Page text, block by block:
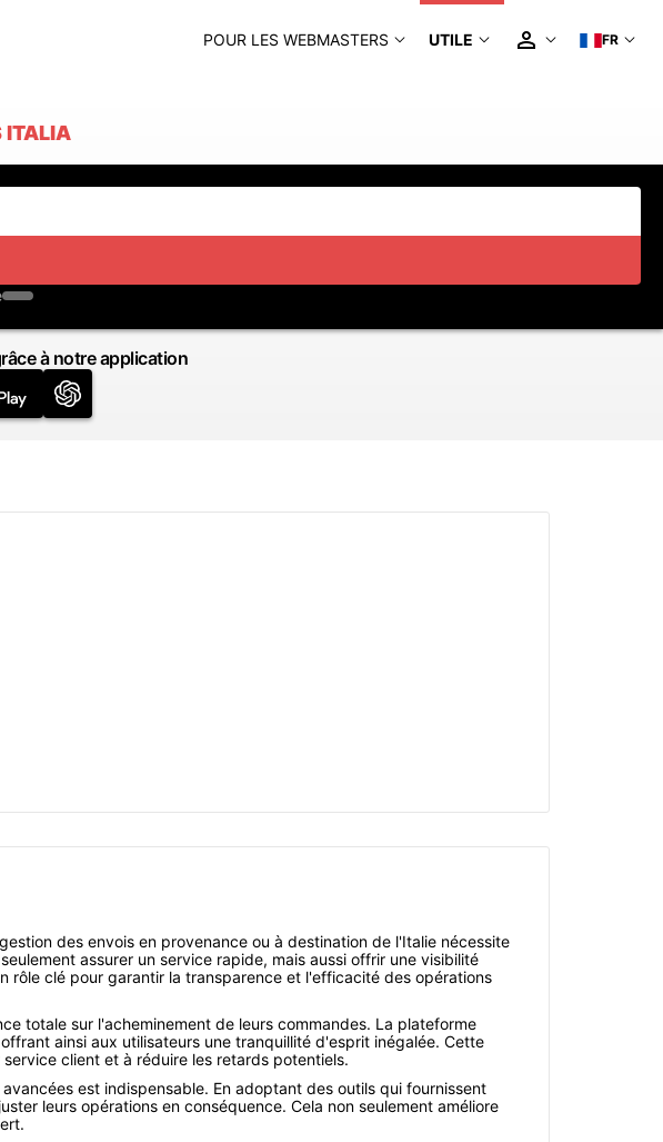
POUR LES WEBMASTERS UTILE FR
ITALIA
à notre application
des envois en provenance ou à destination de l'Italie nécessite
assurer un service rapide, mais aussi offrir une visibilité
rôle clé pour garantir la transparence et l'efficacité des opérations
totale sur l'acheminement de leurs commandes. La plateforme
ainsi aux utilisateurs une tranquillité d'esprit inégalée. Cette
client et à réduire les retards potentiels.
est indispensable. En adoptant des outils qui fournissent
leurs opérations en conséquence. Cela non seulement améliore